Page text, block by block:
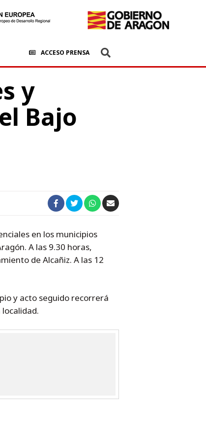
ACCESO PRENSA
y
Bajo
en los municipios
A las 9.30 horas,
de Alcañiz. A las 12
y acto seguido recorrerá